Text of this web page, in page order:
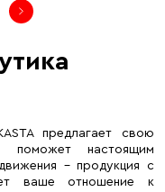
предлагает свою
поможет настоящим
– продукция с
ваше отношение к